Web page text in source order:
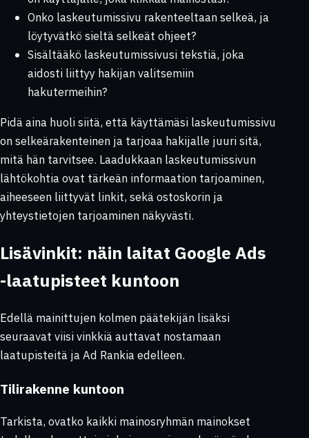
Onko laskeutumissivu rakenteeltaan selkeä, ja
löytyvätkö sieltä selkeät ohjeet?
Sisältääkö laskeutumissivusi tekstiä, joka
aidosti liittyy hakijan valitsemiin
hakutermeihin?
Pidä aina huoli siitä, että käyttämäsi laskeutumissivu
on selkeärakenteinen ja tarjoaa hakijalle juuri sitä,
mitä hän tarvitsee. Laadukkaan laskeutumissivun
lähtökohtia ovat tärkeän informaation tarjoaminen,
aiheeseen liittyvät linkit, sekä ostoskorin ja
yhteystietojen tarjoaminen näkyvästi.
Lisävinkit: näin laitat Google Ads
-laatupisteet kuntoon
Edellä mainittujen kolmen päätekijän lisäksi
seuraavat viisi vinkkiä auttavat nostamaan
laatupisteitä ja Ad Rankia edelleen.
Tilirakenne kuntoon
Tarkista, ovatko kaikki mainosryhmän mainokset